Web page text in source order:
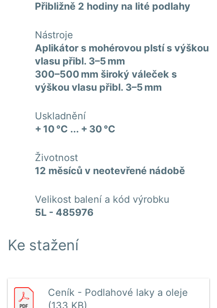
Přibližně 2 hodiny na lité podlahy
Nástroje
Aplikátor s mohérovou plstí s výškou
vlasu přibl. 3–5 mm
300–500 mm široký váleček s
výškou vlasu přibl. 3–5 mm
Uskladnění
+ 10 °C ... + 30 °C
Životnost
12 měsíců v neotevřené nádobě
Velikost balení a kód výrobku
5L - 485976
Ke stažení
Ceník - Podlahové laky a oleje
(133 KB)